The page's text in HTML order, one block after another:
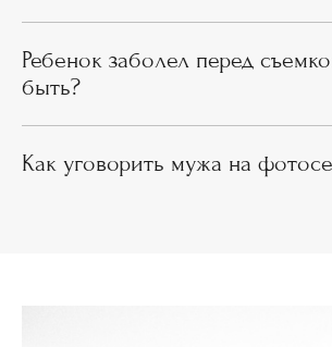
Ребенок заболел перед
быть?
Как уговорить мужа на